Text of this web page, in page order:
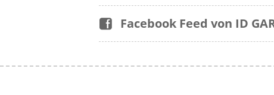
Facebook Feed von ID